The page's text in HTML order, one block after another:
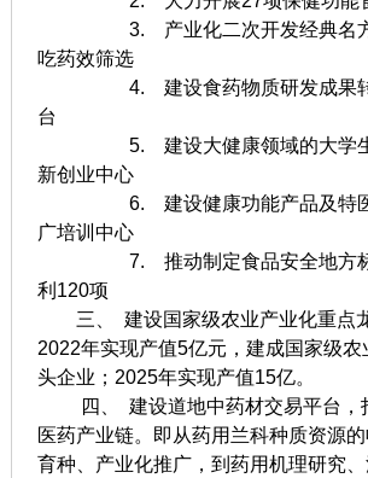
3. 产业化二次开发经典名方
吃药效筛选
4. 建设食药物质研发成果转
台
5. 建设大健康领域的大学生
新创业中心
6. 建设健康功能产品及特医
广培训中心
7. 推动制定食品安全地方标
利120项
三、 建设国家级农业产业化重点
2022年实现产值5亿元，建成国家级农
头企业；2025年实现产值15亿。
四、 建设道地中药材交易平台，
医药产业链。即从药用兰科种质资源
育种、产业化推广，到药用机理研究